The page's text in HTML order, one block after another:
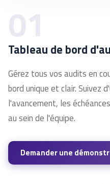
01
Tableau de bord
Gérez tous vos audits en
bord unique et clair. Suivez
l'avancement, les
au sein de l'équipe.
Demander une